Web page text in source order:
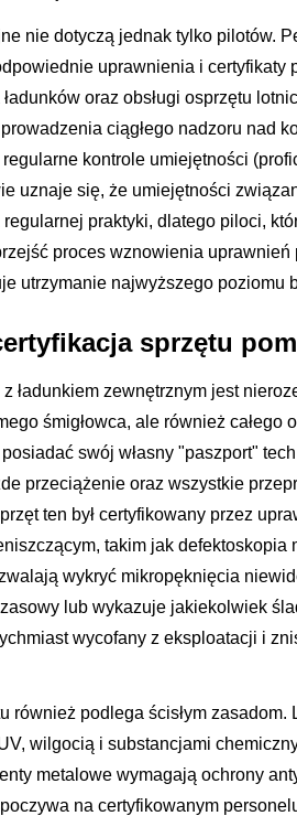
nie dotyczą jednak tylko pilotów.
uprawnienia i certyfikaty
oraz obsługi osprzętu
ciągłego nadzoru nad
kontrole umiejętności
uznaje się, że umiejętności
praktyki, dlatego piloci,
proces wznowienia
utrzymanie najwyższego poziomu
sprzętu
ładunkiem zewnętrznym jest
śmigłowca, ale również całego
swój własny "paszport"
przeciążenie oraz wszystkie
ten był certyfikowany przez
takim jak defektoskopia
wykryć mikropęknięcia
lub wykazuje jakiekolwiek
wycofany z eksploatacji i
również podlega ścisłym
wilgocią i substancjami
metalowe wymagają ochrony
na certyfikowanym